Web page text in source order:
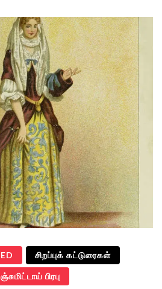
சிறப்புக் கட்டுரைகள்
பிரபு